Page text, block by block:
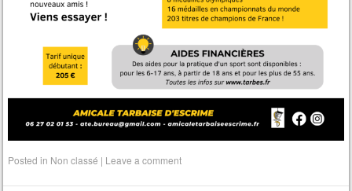
Posted in Non classé | Leave a comment